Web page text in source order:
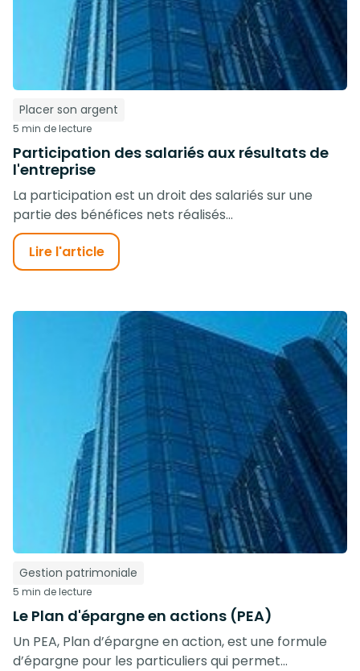
Placer son argent
5 min de lecture
Participation des salariés aux résultats de
l'entreprise
La participation est un droit des salariés sur une
partie des bénéfices nets réalisés...
Lire l'article
Gestion patrimoniale
5 min de lecture
Le Plan d'épargne en actions (PEA)
Un PEA, Plan d’épargne en action, est une formule
d’épargne pour les particuliers qui permet...